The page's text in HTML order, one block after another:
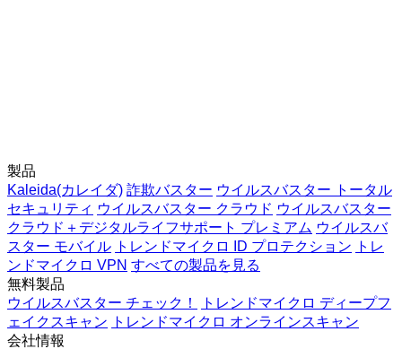
製品
Kaleida(カレイダ) 詐欺バスター ウイルスバスター トータル
セキュリティ ウイルスバスター クラウド ウイルスバスター
クラウド＋デジタルライフサポート プレミアム ウイルスバ
スター モバイル トレンドマイクロ ID プロテクション
トレ
ンドマイクロ VPN すべての製品を見る
無料製品
ウイルスバスター チェック！
トレンドマイクロ ディープフ
ェイクスキャン
トレンドマイクロ オンラインスキャン
会社情報